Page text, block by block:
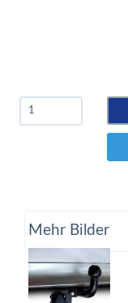
Mehr Bilder